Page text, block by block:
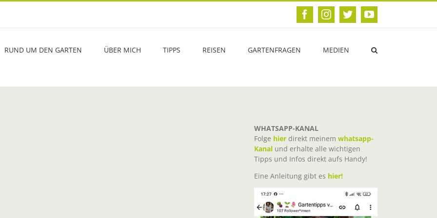
FacebookInstagram
TwitterYouTube
RUND UM DEN GARTEN ÜBER MICH TIPPS REISEN GARTENFRAGEN MEDIEN
WHATSAPP-KANAL
Folge hier direkt meinem whatsapp-
Kanal und erhalte alle wichtigen
Tipps und Infos direkt aufs Handy!
Eine Anleitung gibt es hier!